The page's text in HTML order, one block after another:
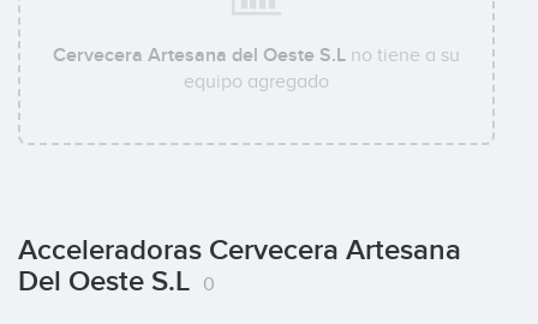
Cervecera Artesana del Oeste S.L no tiene a su
equipo agregado
Acceleradoras Cervecera Artesana
Del Oeste S.L
0